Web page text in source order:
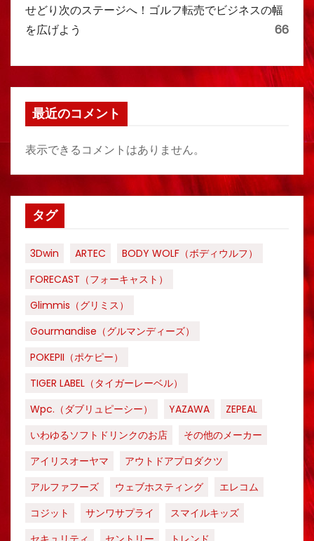
せどり次のステージへ！ゴルフ転売でビジネスの幅
を広げよう
66
最近のコメント
表示できるコメントはありません。
タグ
3Dwin ARTEC
BODY WOLF（ボディウルフ）
FORECAST（フォーキャスト）
Glimmis（グリミス）
Gourmandise（グルマンディーズ）
POKEPII（ポケピー）
TIGER LABEL（タイガーレーベル）
Wpc.（ダブリュピーシー）
YAZAWA
ZEPEAL
いわゆるソフトドリンクのお店
その他のメーカー
アイリスオーヤマ
アウトドアプロダクツ
アルファフーズ
ウェブホスティング
エレコム
コジット
サンワサプライ
スマイルキッズ